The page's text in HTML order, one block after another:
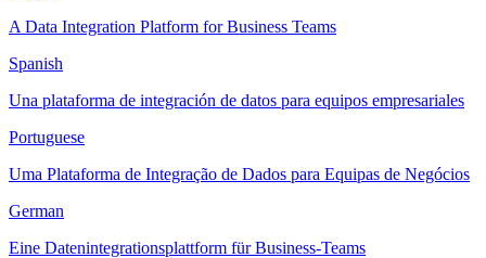
A Data Integration Platform for Business Teams
Spanish
Una plataforma de integración de datos para equipos empresariales
Portuguese
Uma Plataforma de Integração de Dados para Equipas de Negócios
German
Eine Datenintegrationsplattform für Business-Teams